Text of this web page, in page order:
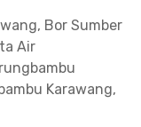
Bor Sumber
Air
Karawang,